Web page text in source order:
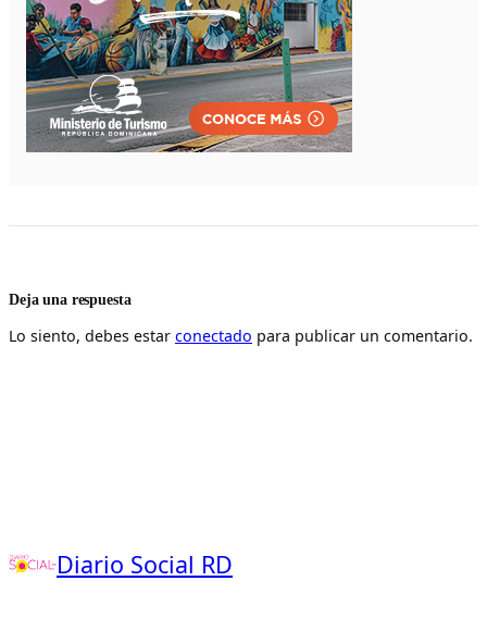
Deja una respuesta
Lo siento, debes estar conectado para publicar un comentario.
Diario Social RD